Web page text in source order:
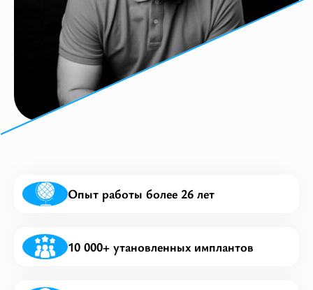
+7 771 253 10 10
Астана ул. Жумекен Нажимеденов, 34
Астана, пр. Мангилик Ел, 26
Астана: ТРЦ Green Mall​ ул. Сыганак, 17Б
Опыт работы более 26 лет
10 000+ утановленных имплантов